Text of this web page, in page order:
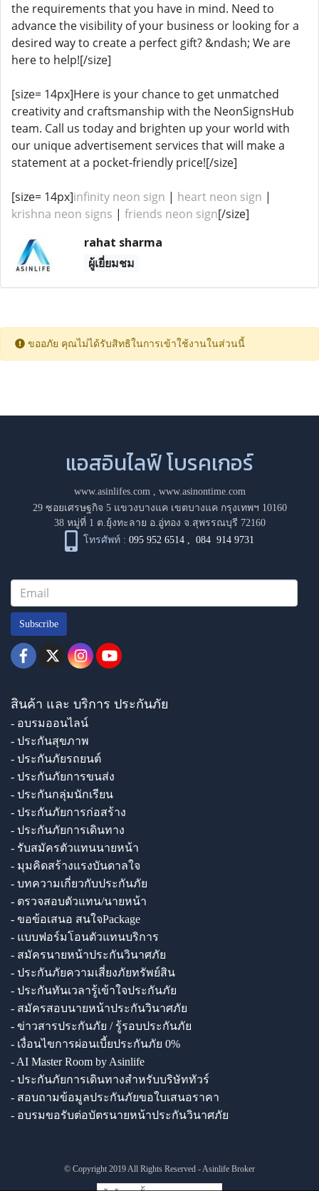
the requirements that you have in mind. Need to
advance the visibility of your business or looking for a
desired way to create a perfect gift? &ndash; We are
here to help![/size]
[size= 14px]Here is your chance to get unmatched
creativity and craftsmanship with the NeonSignsHub
team. Call us today and brighten up your world with
our unique advertisement services that will make a
statement at a pocket-friendly price![/size]
[size= 14px]infinity neon sign | heart neon sign |
krishna neon signs | friends neon sign[/size]
rahat sharma
ผู้เยี่ยมชม
ขออภัย คุณไม่ได้รับสิทธิในการเข้าใช้งานในส่วนนี้
แอสอินไลฟ์ โบรคเกอร์
www.asinlifes.com, www.asinontime.com
29 ซอยเศรษฐกิจ 5 แขวงบางแค เขตบางแค กรุงเทพฯ 10160
38 หมู่ที่ 1 ต.ยุ้งทะลาย อ.อู่ทอง จ.สุพรรณบุรี 72160
โทรศัพท์ : 095 952 6514 ,084 914 9731
Subscribe
สินค้า และ บริการ ประกันภัย
- อบรมออนไลน์
- ประกันสุขภาพ
- ประกันภัยรถยนต์
- ประกันภัยการขนส่ง
- ประกันกลุ่มนักเรียน
- ประกันภัยการก่อสร้าง
- ประกันภัยการเดินทาง
- รับสมัครตัวแทนนายหน้า
- มุมคิดสร้างแรงบันดาลใจ
- บทความเกี่ยวกับประกันภัย
- ตรวจสอบตัวแทน/นายหน้า
- ขอข้อเสนอ สนใจPackage
- แบบฟอร์มโอนตัวแทนบริการ
- สมัครนายหน้าประกันวินาศภัย
- ประกันภัยความเสี่ยงภัยทรัพย์สิน
- ประกันทันเวลารู้เข้าใจประกันภัย
- สมัครสอบนายหน้าประกันวินาศภัย
- ข่าวสารประกันภัย / รู้รอบประกันภัย
- เงื่อนไขการผ่อนเบี้ยประกันภัย 0%
- AI Master Room by Asinlife
- ประกันภัยการเดินทางสำหรับบริษัททัวร์
- สอบถามข้อมูลประกันภัยขอใบเสนอราคา
- อบรมขอรับต่อบัตรนายหน้าประกันวินาศภัย
© Copyright 2019 All Rights Reserved - Asinlife Broker